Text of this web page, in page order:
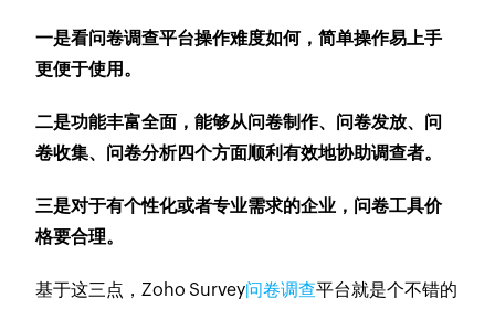
一是看问卷调查平台操作难度如何，简单操作易上手
更便于使用。
二是功能丰富全面，能够从问卷制作、问卷发放、问
卷收集、问卷分析四个方面顺利有效地协助调查者。
三是对于有个性化或者专业需求的企业，问卷工具价
格要合理。
基于这三点，Zoho Survey问卷调查平台就是个不错的